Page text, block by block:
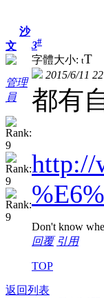
沙
文
管理
員
3#
字體大小: tT
2015/6/11
都有
http://
Don't know
回覆 引用
TOP
返回列表